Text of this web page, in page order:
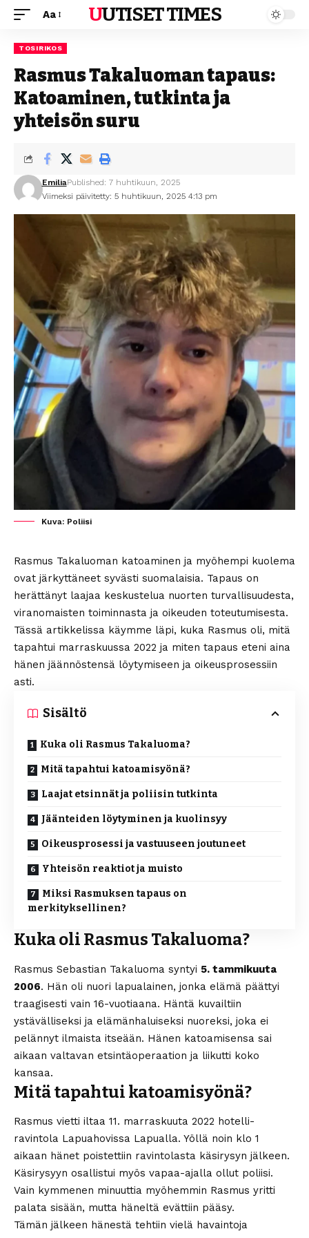
Aa UUTISET TIMES
TOSIRIKOS
Rasmus Takaluoman tapaus:
Katoaminen, tutkinta ja
yhteisön suru
Viimeksi päivitetty: 5 huhtikuun, 2025 4:13 pm
EmiliaPublished: 7 huhtikuun, 2025
Kuva: Poliisi
Rasmus Takaluoman katoaminen ja myöhempi kuolema
ovat järkyttäneet syvästi suomalaisia. Tapaus on
herättänyt laajaa keskustelua nuorten turvallisuudesta,
viranomaisten toiminnasta ja oikeuden toteutumisesta.
Tässä artikkelissa käymme läpi, kuka Rasmus oli, mitä
tapahtui marraskuussa 2022 ja miten tapaus eteni aina
hänen jäännöstensä löytymiseen ja oikeusprosessiin
asti.
Sisältö
Kuka oli Rasmus Takaluoma?
Mitä tapahtui katoamisyönä?
Laajat etsinnät ja poliisin tutkinta
Jäänteiden löytyminen ja kuolinsyy
Oikeusprosessi ja vastuuseen joutuneet
Yhteisön reaktiot ja muisto
Miksi Rasmuksen tapaus on
merkityksellinen?
Kuka oli Rasmus Takaluoma?
Rasmus Sebastian Takaluoma syntyi 5. tammikuuta
2006. Hän oli nuori lapualainen, jonka elämä päättyi
traagisesti vain 16-vuotiaana. Häntä kuvailtiin
ystävälliseksi ja elämänhaluiseksi nuoreksi, joka ei
pelännyt ilmaista itseään. Hänen katoamisensa sai
aikaan valtavan etsintäoperaation ja liikutti koko
kansaa.
Mitä tapahtui katoamisyönä?
Rasmus vietti iltaa 11. marraskuuta 2022 hotelli-
ravintola Lapuahovissa Lapualla. Yöllä noin klo 1
aikaan hänet poistettiin ravintolasta käsirysyn jälkeen.
Käsirysyyn osallistui myös vapaa-ajalla ollut poliisi.
Vain kymmenen minuuttia myöhemmin Rasmus yritti
palata sisään, mutta häneltä evättiin pääsy.
Tämän jälkeen hänestä tehtiin vielä havaintoja